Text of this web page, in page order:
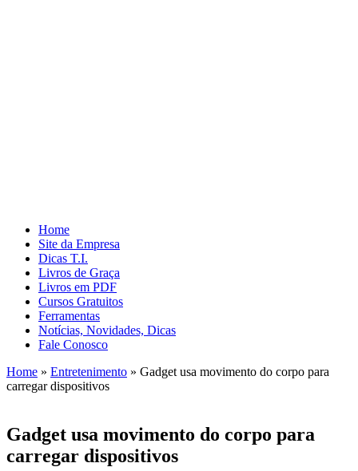
Home
Site da Empresa
Dicas T.I.
Livros de Graça
Livros em PDF
Cursos Gratuitos
Ferramentas
Notícias, Novidades, Dicas
Fale Conosco
Home » Entretenimento » Gadget usa movimento do corpo para
carregar dispositivos
Gadget usa movimento do corpo para
carregar dispositivos